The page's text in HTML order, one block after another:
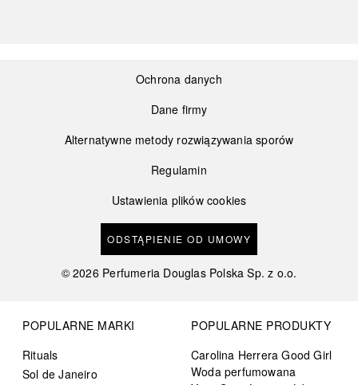
Ochrona danych
Dane firmy
Alternatywne metody rozwiązywania sporów
Regulamin
Ustawienia plików cookies
ODSTĄPIENIE OD UMOWY
©2026 Perfumeria Douglas Polska Sp. z o.o.
POPULARNE MARKI
Rituals
Sol de Janeiro
POPULARNE PRODUKTY
Carolina Herrera Good Girl
Woda perfumowana